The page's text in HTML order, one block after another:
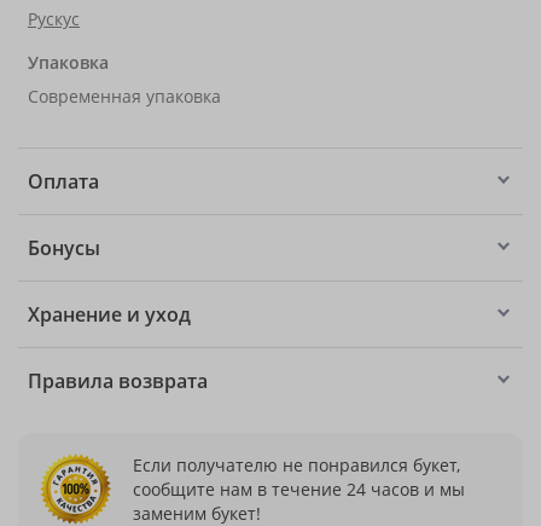
Рускус
Упаковка
Современная упаковка
Оплата
Бонусы
Хранение и уход
Правила возврата
Если получателю не понравился букет,
сообщите нам в течение 24 часов и мы
заменим букет!